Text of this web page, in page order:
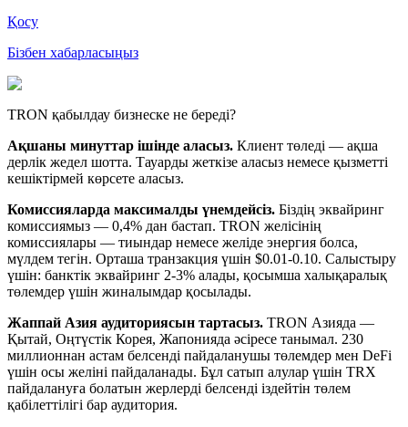
Қосу
Бізбен хабарласыңыз
TRON қабылдау бизнеске не береді?
Ақшаны минуттар ішінде аласыз. Клиент төледі — ақша
дерлік жедел шотта. Тауарды жеткізе аласыз немесе қызметті
кешіктірмей көрсете аласыз.
Комиссияларда максималды үнемдейсіз. Біздің эквайринг
комиссиямыз — 0,4% дан бастап. TRON желісінің
комиссиялары — тиындар немесе желіде энергия болса,
мүлдем тегін. Орташа транзакция үшін $0.01-0.10. Салыстыру
үшін: банктік эквайринг 2-3% алады, қосымша халықаралық
төлемдер үшін жиналымдар қосылады.
Жаппай Азия аудиториясын тартасыз. TRON Азияда —
Қытай, Оңтүстік Корея, Жапонияда әсіресе танымал. 230
миллионнан астам белсенді пайдаланушы төлемдер мен DeFi
үшін осы желіні пайдаланады. Бұл сатып алулар үшін TRX
пайдалануға болатын жерлерді белсенді іздейтін төлем
қабілеттілігі бар аудитория.